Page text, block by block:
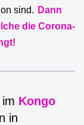
sind. Dann
die Corona-
Kongo
in